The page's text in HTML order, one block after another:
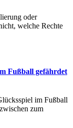
oder
welche Rechte
Fußball gefährdet
im Fußball
zum